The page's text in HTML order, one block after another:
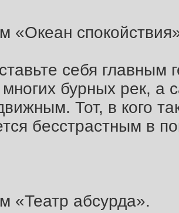
«Океан
себя главным
бурных рек, а
Тот, в кого
бесстрастным в
«Театр абсурда».